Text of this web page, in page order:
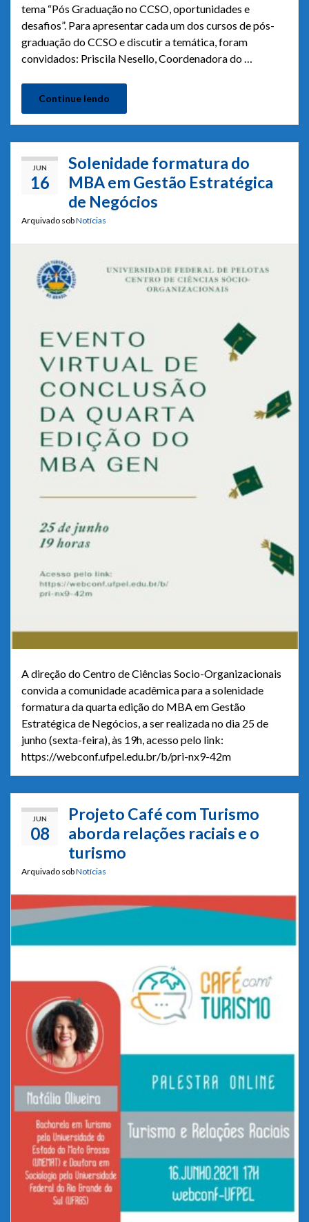
tema “Pós Graduação no CCSO, oportunidades e
desafios”. Para apresentar cada um dos cursos de pós-
graduação do CCSO e discutir a temática, foram
convidados: Priscila Nesello, Coordenadora do …
Continue lendo
JUN
16
Solenidade formatura do
MBA em Gestão Estratégica
de Negócios
Arquivado sobNotícias
A direção do Centro de Ciências Socio-Organizacionais
convida a comunidade acadêmica para a solenidade
formatura da quarta edição do MBA em Gestão
Estratégica de Negócios, a ser realizada no dia 25 de
junho (sexta-feira), às 19h, acesso pelo link:
https://webconf.ufpel.edu.br/b/pri-nx9-42m
JUN
08
Projeto Café com Turismo
aborda relações raciais e o
turismo
Arquivado sobNotícias